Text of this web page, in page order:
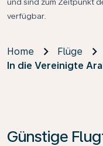
verfügbar.
Home
Flüge
In die Vereinigte
Günstige